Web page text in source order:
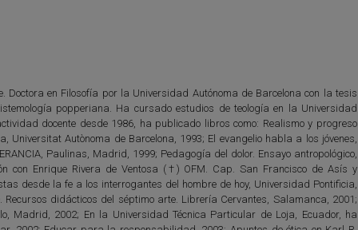
Doctora en Filosofía por la Universidad Autónoma de Barcelona con la tesis
popperiana. Ha cursado estudios de teología en la Universidad
docente desde 1986, ha publicado libros como: Realismo y progreso
Universitat Autònoma de Barcelona, 1993; El evangelio habla a los jóvenes,
Paulinas, Madrid, 1999; Pedagogía del dolor. Ensayo antropológico,
con Enrique Rivera de Ventosa (†) OFM. Cap. San Francisco de Asís y
desde la fe a los interrogantes del hombre de hoy, Universidad Pontificia,
didácticos del séptimo arte. Librería Cervantes, Salamanca, 2001;
Madrid, 2002; En la Universidad Técnica Particular de Loja, Ecuador, ha